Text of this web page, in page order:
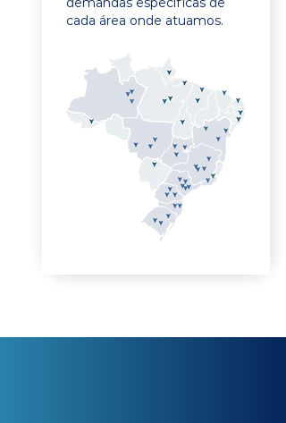
cada área onde atuamos.